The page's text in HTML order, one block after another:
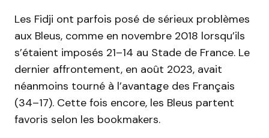
Les Fidji ont parfois posé de sérieux problèmes
aux Bleus, comme en novembre 2018 lorsqu’ils
s’étaient imposés 21–14 au Stade de France. Le
dernier affrontement, en août 2023, avait
néanmoins tourné à l’avantage des Français
(34–17). Cette fois encore, les Bleus partent
favoris selon les bookmakers.